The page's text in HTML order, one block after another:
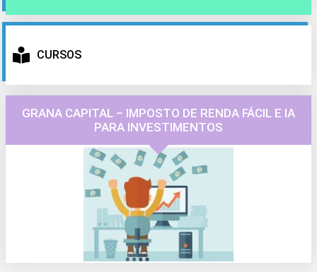
CURSOS
GRANA CAPITAL – IMPOSTO DE RENDA FÁCIL E IA
PARA INVESTIMENTOS